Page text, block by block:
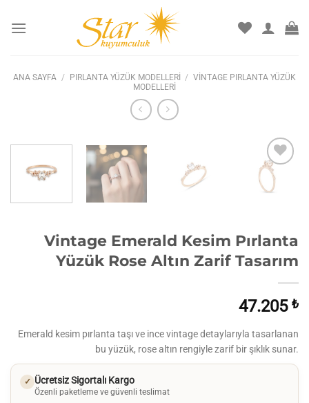
atla
ANA SAYFA / PIRLANTA YÜZÜK MODELLERI / VINTAGE PIRLANTA YÜZÜK
MODELLERI
Vintage Emerald Kesim Pırlanta
Yüzük Rose Altın Zarif Tasarım
47.205 ₺
Emerald kesim pırlanta taşı ve ince vintage detaylarıyla tasarlanan
bu yüzük, rose altın rengiyle zarif bir şıklık sunar.
✓ Ücretsiz Sigortalı Kargo
Özenli paketleme ve güvenli teslimat